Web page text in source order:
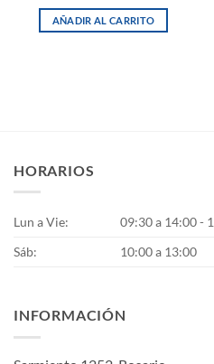
AÑADIR AL CARRITO
HORARIOS
Lun a Vie:
09:30 a 14:00 -
Sáb:
10:00 a 13:00
INFORMACIÓN